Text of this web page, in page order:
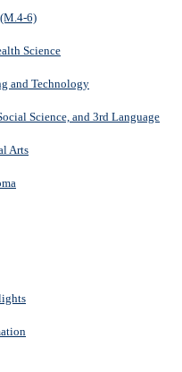
6)
Science
and Technology
Science, and 3rd Language
Arts